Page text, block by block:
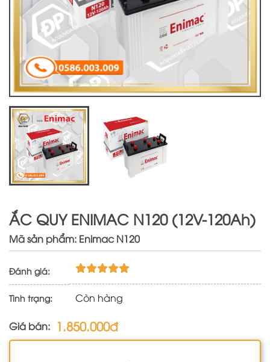
ẮC QUY ENIMAC N120 (12V-120Ah)
Mã sản phẩm: Enimac N120
Đánh giá:
Tình trạng: Còn hàng
Giá bán: 1.850.000đ